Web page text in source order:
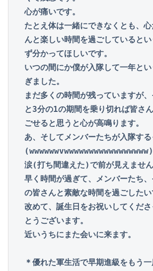
心が痛いです。
たとえ体は一緒にできなくとも、
んと楽しい時間を過ごしていると
ず分かってほしいです。
いつの間にか僕が入隊して一年と
ぎました。
まだ多くの時間が残っていますが
と3分の1の期間を乗り切れば皆さ
ごせると思うと心が高鳴ります。
あ、そしてメンバーたちが入隊す
(wwwwwwvwwwwwwwwwwwwwwwww)
涙(打ち間違えた)で前が見えません
早く時間が過ぎて、メンバーたち、
の皆さんと素敵な時間を過ごしたい
改めて、誕生日をお祝いしてくだ
とうございます。
近いうちにまた会いに来ます。
＊優れた軍生活で早期進級をもう